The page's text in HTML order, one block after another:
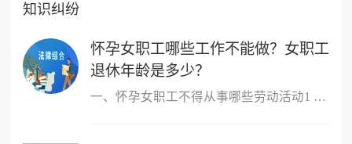
知识纠纷
怀孕女职工哪些工作不能做？女职工
退休年龄是多少？
一、怀孕女职工不得从事哪些劳动活动1 作业场所空气中铅及其化合物